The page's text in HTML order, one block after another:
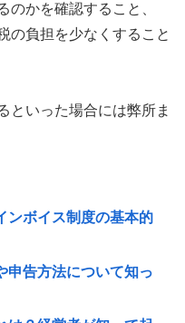
のかを確認すること、
の負担を少なくすること
といった場合には弊所ま
ボイス制度の基本的
申告方法について知っ